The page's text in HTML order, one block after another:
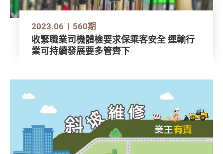
2023.06 560期
收緊職業司機體檢要求保乘客安全 運輸行
業可持續發展要多管齊下